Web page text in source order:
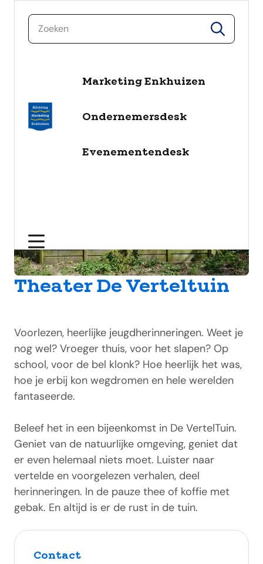
Marketing Enkhuizen
Ondernemersdesk
Evenementendesk
zoeken
zoeken
Theater De Verteltuin
Voorlezen, heerlijke jeugdherinneringen. Weet je
nog wel? Vroeger thuis, voor het slapen? Op
school, voor de bel klonk? Hoe heerlijk het was,
hoe je erbij kon wegdromen en hele werelden
fantaseerde.
Beleef het in een bijeenkomst in De VertelTuin.
Geniet van de natuurlijke omgeving, geniet dat
er even helemaal niets moet. Luister naar
vertelde en voorgelezen verhalen, deel
herinneringen. In de pauze thee of koffie met
gebak. En altijd is er de rust in de tuin.
Contact